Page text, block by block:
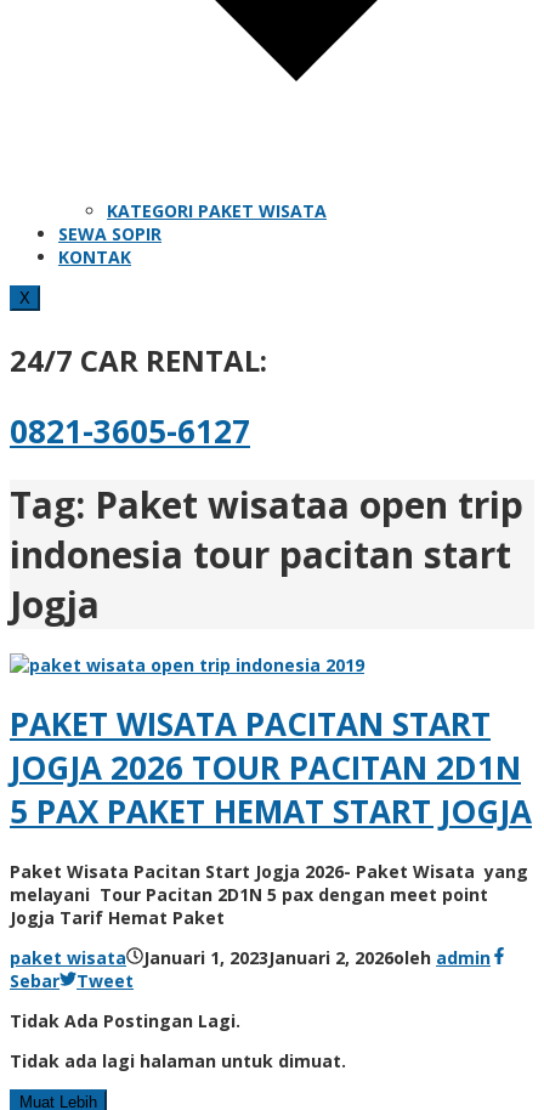
KATEGORI PAKET WISATA
SEWA SOPIR
KONTAK
X
24/7 CAR RENTAL:
0821-3605-6127
Tag: Paket wisataa open trip
indonesia tour pacitan start
Jogja
PAKET WISATA PACITAN START
JOGJA 2026 TOUR PACITAN 2D1N
5 PAX PAKET HEMAT START JOGJA
Paket Wisata Pacitan Start Jogja 2026- Paket Wisata yang
melayani Tour Pacitan 2D1N 5 pax dengan meet point
Jogja Tarif Hemat Paket
paket wisata
Januari 1, 2023Januari 2, 2026oleh admin
Sebar
Tweet
Tidak Ada Postingan Lagi.
Tidak ada lagi halaman untuk dimuat.
Muat Lebih